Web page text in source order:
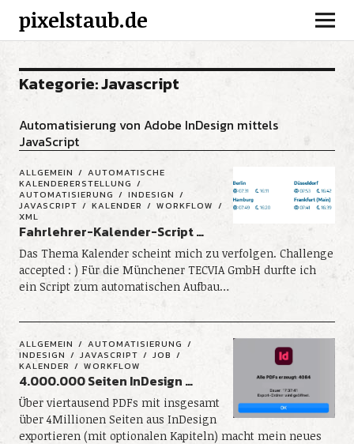
pixelstaub.de
Kategorie:Javascript
Automatisierung von Adobe InDesign mittels
JavaScript
ALLGEMEIN
AUTOMATISCHE
KALENDERERSTELLUNG
AUTOMATISIERUNG
INDESIGN
JAVASCRIPT
KALENDER
WORKFLOW
XML
Fahrlehrer-Kalender-Script …
Das Thema Kalender scheint mich zu verfolgen. Challenge
accepted : ) Für die Münchener TECVIA GmbH durfte ich
ein Script zum automatischen Aufbau…
ALLGEMEIN
AUTOMATISIERUNG
INDESIGN
JAVASCRIPT
JOB
KALENDER
WORKFLOW
4.000.000 Seiten InDesign …
Über viertausend PDFs mit insgesamt
über 4Millionen Seiten aus InDesign
exportieren (mit optionalen Kapiteln) macht mein neues